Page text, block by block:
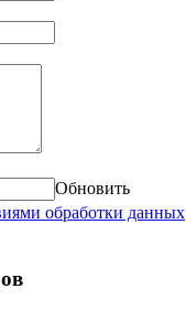
Обновить
обработки данных